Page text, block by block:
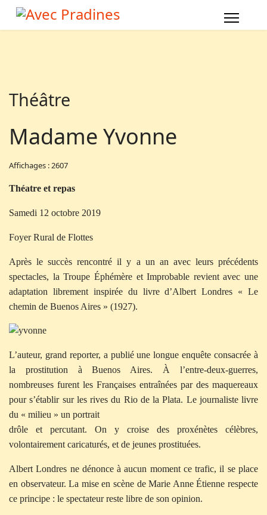
Théâtre
Madame Yvonne
Affichages : 2607
Théatre et repas
Samedi 12 octobre 2019
Foyer Rural de Flottes
Après le succès rencontré il y a un an avec leurs précédents
spectacles, la Troupe Éphémère et Improbable revient avec une
adaptation librement inspirée du livre d’Albert Londres « Le
chemin de Buenos Aires » (1927).
L’auteur, grand reporter, a publié une longue enquête consacrée à
la prostitution à Buenos Aires. À l’entre-deux-guerres,
nombreuses furent les Françaises entraînées par des maquereaux
pour s’établir sur les rives du Rio de la Plata. Le journaliste livre
du « milieu » un portrait
drôle et percutant. On y croise des proxénètes célèbres,
volontairement caricaturés, et de jeunes prostituées.
Albert Londres ne dénonce à aucun moment ce trafic, il se place
en observateur. La mise en scène de Marie Anne Étienne respecte
ce principe : le spectateur reste libre de son opinion.